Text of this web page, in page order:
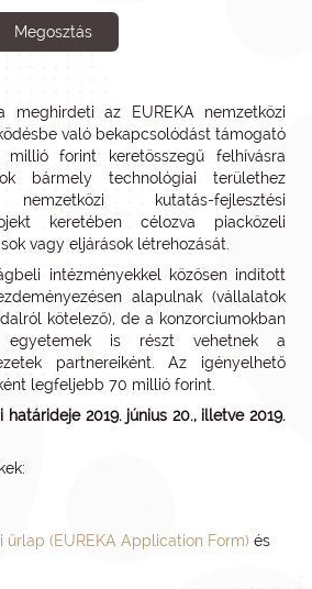
Megosztás
meghirdeti az EUREKA nemzetközi
való bekapcsolódást támogató
forint keretösszegű felhívásra
bármely technológiai területhez
nemzetközi kutatás-fejlesztési
keretében célozva piacközeli
vagy eljárások létrehozását.
intézményekkel közösen indított
alapulnak (vállalatok
kötelező), de a konzorciumokban
egyetemek is részt vehetnek a
partnereiként. Az igényelhető
legfeljebb 70 millió forint.
2019. június 20., illetve 2019.
űrlap (EUREKA Application Form) és